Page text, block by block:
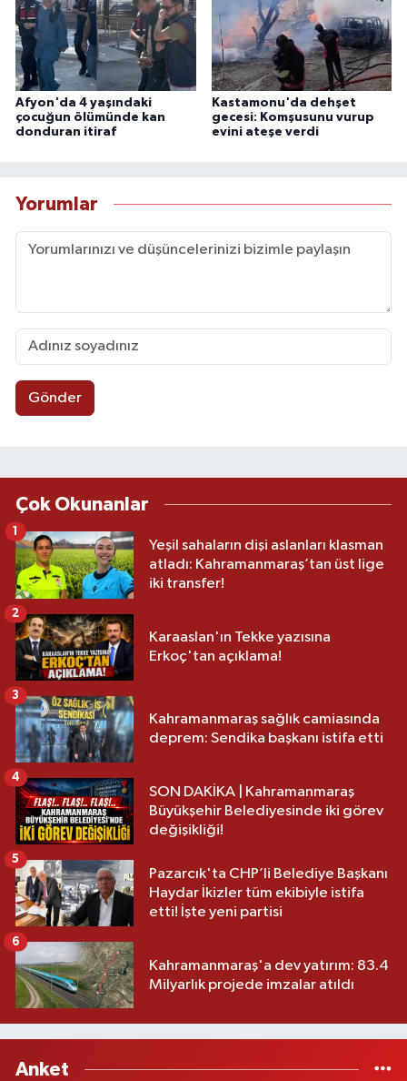
Afyon'da 4 yaşındaki
çocuğun ölümünde kan
donduran itiraf
Kastamonu'da dehşet
gecesi: Komşusunu vurup
evini ateşe verdi
Yorumlar
Gönder
Çok Okunanlar
Yeşil sahaların dişi aslanları klasman
atladı: Kahramanmaraş’tan üst lige
iki transfer!
1
Karaaslan'ın Tekke yazısına
Erkoç'tan açıklama!
2
Kahramanmaraş sağlık camiasında
deprem: Sendika başkanı istifa etti
3
SON DAKİKA | Kahramanmaraş
Büyükşehir Belediyesinde iki görev
değişikliği!
4
Pazarcık'ta CHP’li Belediye Başkanı
Haydar İkizler tüm ekibiyle istifa
etti! İşte yeni partisi
5
Kahramanmaraş'a dev yatırım: 83.4
Milyarlık projede imzalar atıldı
6
Anket